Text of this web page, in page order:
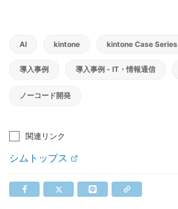
AI kintone kintone Case Series
導入事例 導入事例 - IT・情報通信
ノーコード開発
関連リンク
シムトップス